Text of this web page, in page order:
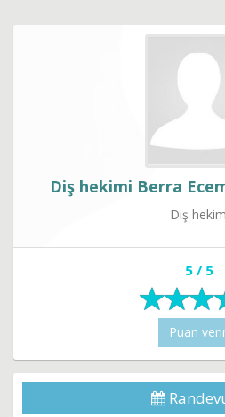
Diş hekimi Berra
Diş
5 / 5
Puan